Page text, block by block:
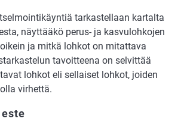
tarkastellaan kartalta
näyttääkö perus- ja kasvulohkojen
ja mitkä lohkot on mitattava
tavoitteena on selvittää
lohkot eli sellaiset lohkot, joiden
virhettä.